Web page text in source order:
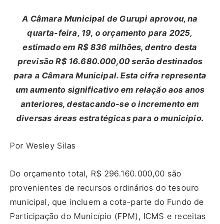
A Câmara Municipal de Gurupi aprovou, na
quarta-feira, 19, o orçamento para 2025,
estimado em R$ 836 milhões, dentro desta
previsão R$ 16.680.000,00 serão destinados
para a Câmara Municipal. Esta cifra representa
um aumento significativo em relação aos anos
anteriores, destacando-se o incremento em
diversas áreas estratégicas para o município.
Por Wesley Silas
Do orçamento total, R$ 296.160.000,00 são
provenientes de recursos ordinários do tesouro
municipal, que incluem a cota-parte do Fundo de
Participação do Município (FPM), ICMS e receitas